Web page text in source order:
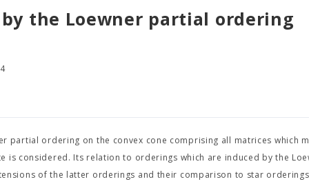
the Loewner partial ordering
partial ordering on the convex cone comprising all matrices which
is considered. Its relation to orderings which are induced by the
of the latter orderings and their comparison to star